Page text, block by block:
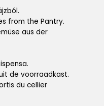
from the Pantry.
aus der
de voorraadkast.
du cellier